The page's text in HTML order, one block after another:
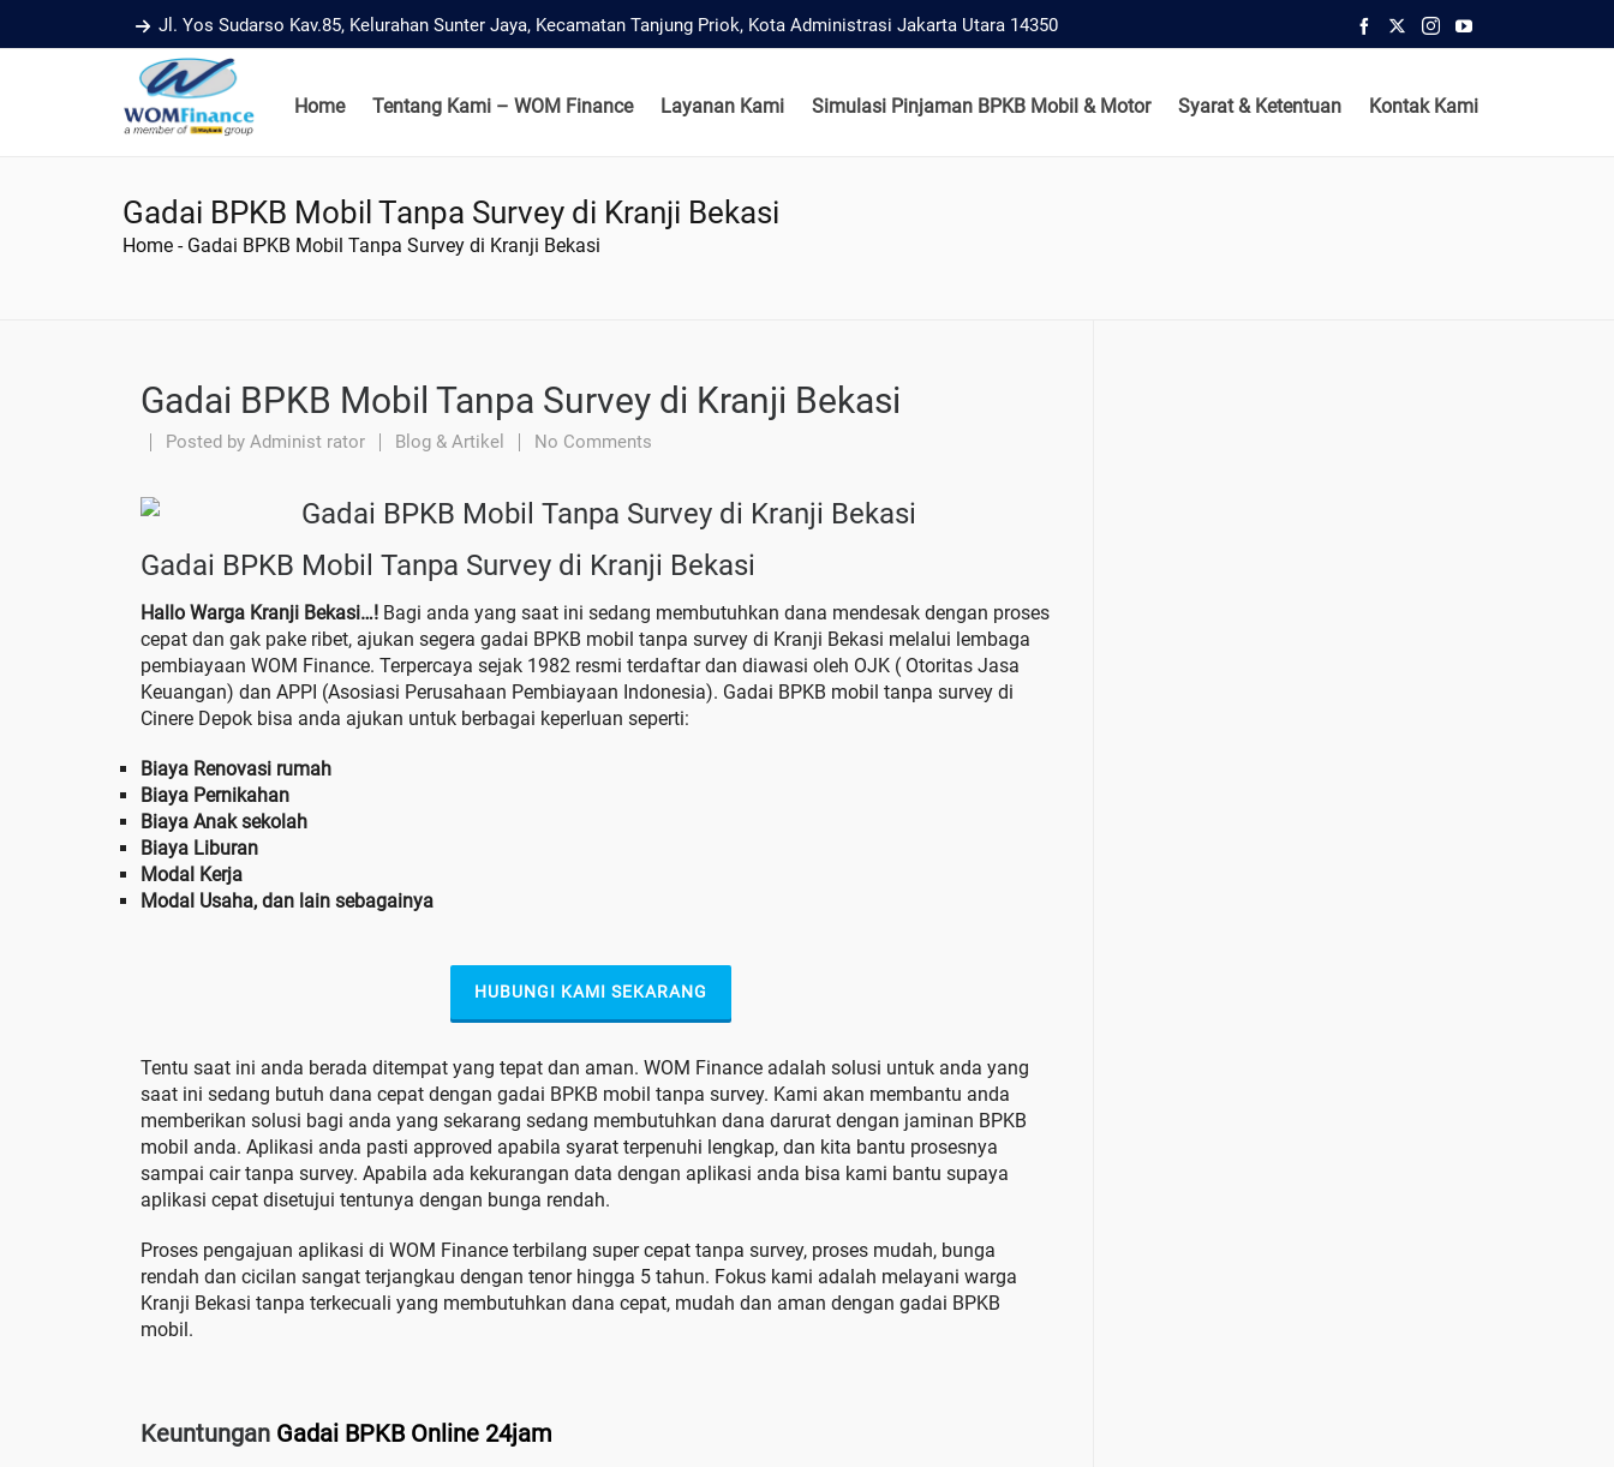
Jl. Yos Sudarso Kav.85, Kelurahan Sunter Jaya, Kecamatan Tanjung Priok, Kota Administrasi Jakarta Utara 14350
Home Tentang Kami – WOM Finance Layanan Kami Simulasi Pinjaman BPKB Mobil & Motor Syarat & Ketentuan Kontak Kami
Gadai BPKB Mobil Tanpa Survey di Kranji Bekasi
Home - Gadai BPKB Mobil Tanpa Survey di Kranji Bekasi
Gadai BPKB Mobil Tanpa Survey di Kranji Bekasi
Posted by Administ rator Blog & Artikel No Comments
Gadai BPKB Mobil Tanpa Survey di Kranji Bekasi
Hallo Warga Kranji Bekasi…! Bagi anda yang saat ini sedang membutuhkan dana mendesak dengan proses
cepat dan gak pake ribet, ajukan segera gadai BPKB mobil tanpa survey di Kranji Bekasi melalui lembaga
pembiayaan WOM Finance. Terpercaya sejak 1982 resmi terdaftar dan diawasi oleh OJK ( Otoritas Jasa
Keuangan) dan APPI (Asosiasi Perusahaan Pembiayaan Indonesia). Gadai BPKB mobil tanpa survey di
Cinere Depok bisa anda ajukan untuk berbagai keperluan seperti:
Biaya Renovasi rumah
Biaya Pernikahan
Biaya Anak sekolah
Biaya Liburan
Modal Kerja
Modal Usaha, dan lain sebagainya
HUBUNGI KAMI SEKARANG
Tentu saat ini anda berada ditempat yang tepat dan aman. WOM Finance adalah solusi untuk anda yang
saat ini sedang butuh dana cepat dengan gadai BPKB mobil tanpa survey. Kami akan membantu anda
memberikan solusi bagi anda yang sekarang sedang membutuhkan dana darurat dengan jaminan BPKB
mobil anda. Aplikasi anda pasti approved apabila syarat terpenuhi lengkap, dan kita bantu prosesnya
sampai cair tanpa survey. Apabila ada kekurangan data dengan aplikasi anda bisa kami bantu supaya
aplikasi cepat disetujui tentunya dengan bunga rendah.
Proses pengajuan aplikasi di WOM Finance terbilang super cepat tanpa survey, proses mudah, bunga
rendah dan cicilan sangat terjangkau dengan tenor hingga 5 tahun. Fokus kami adalah melayani warga
Kranji Bekasi tanpa terkecuali yang membutuhkan dana cepat, mudah dan aman dengan gadai BPKB
mobil.
Keuntungan Gadai BPKB Online 24jam